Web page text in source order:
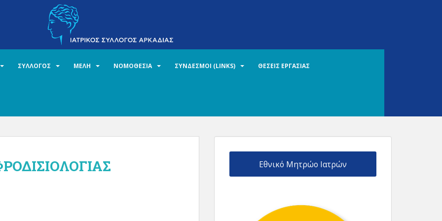
ΣΥΛΛΟΓΟΣ ΜΕΛΗ ΝΟΜΟΘΕΣΙΑ ΣΥΝΔΕΣΜΟΙ (LINKS) ΘΕΣΕΙΣ ΕΡΓΑΣΙΑΣ
Εθνικό Μητρώο Ιατρών